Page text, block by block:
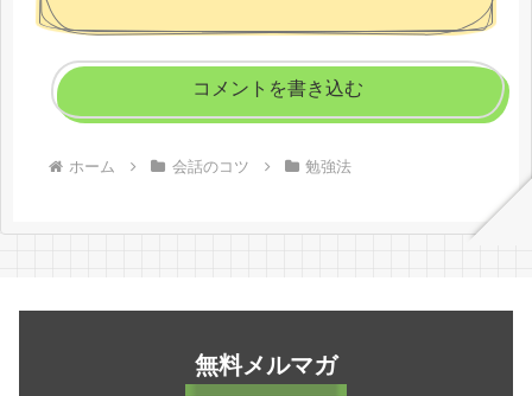
コメントを書き込む
ホーム 会話のコツ 勉強法
無料メルマガ